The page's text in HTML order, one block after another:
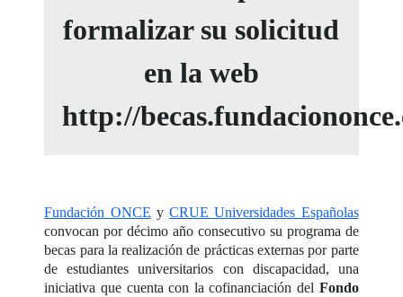
formalizar su solicitud
en la web
http://
Fundación ONCE yCRUE Universidades Españolas
convocan por décimo año consecutivo su programa de
becas para la realización de prácticas externas por parte
de estudiantes universitarios con discapacidad, una
iniciativa que cuenta con la cofinanciación del Fondo